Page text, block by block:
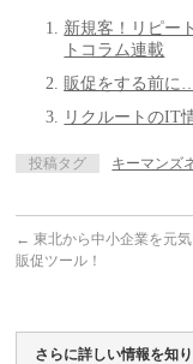
新規客！リピー
トコラム連載
販促をする前に
リクルートのIT
投稿タグ キーマンズ
← 東北から中小企業を元
販促ツール！
さらに詳しい情報を知